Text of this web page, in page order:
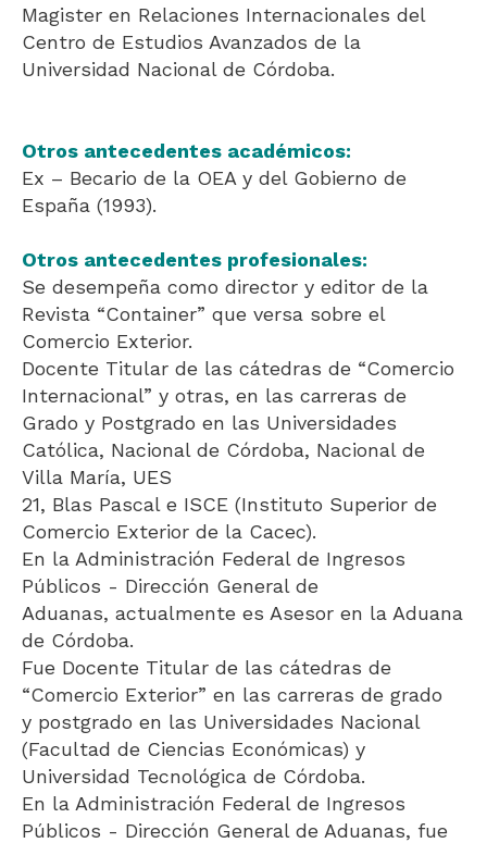
Magister en Relaciones Internacionales del
Centro de Estudios Avanzados de la
Universidad Nacional de Córdoba.
Otros antecedentes académicos:
Ex – Becario de la OEA y del Gobierno de
España (1993).
Otros antecedentes profesionales:
Se desempeña como director y editor de la
Revista “Container” que versa sobre el
Comercio Exterior.
Docente Titular de las cátedras de “Comercio
Internacional” y otras, en las carreras de
Grado y Postgrado en las Universidades
Católica, Nacional de Córdoba, Nacional de
Villa María, UES
21, Blas Pascal e ISCE (Instituto Superior de
Comercio Exterior de la Cacec).
En la Administración Federal de Ingresos
Públicos - Dirección General de
Aduanas, actualmente es Asesor en la Aduana
de Córdoba.
Fue Docente Titular de las cátedras de
“Comercio Exterior” en las carreras de grado
y postgrado en las Universidades Nacional
(Facultad de Ciencias Económicas) y
Universidad Tecnológica de Córdoba.
En la Administración Federal de Ingresos
Públicos - Dirección General de Aduanas, fue